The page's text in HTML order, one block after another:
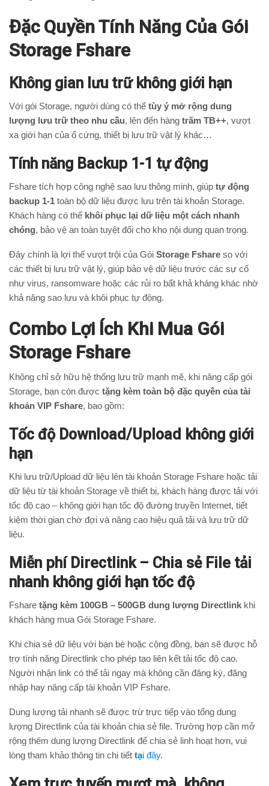
Đặc Quyền Tính Năng Của Gói
Storage Fshare
Không gian lưu trữ không giới hạn
Với gói Storage, người dùng có thể tùy ý mở rộng dung
lượng lưu trữ theo nhu cầu, lên đến hàng trăm TB++, vượt
xa giới hạn của ổ cứng, thiết bị lưu trữ vật lý khác…
Tính năng Backup 1-1 tự động
Fshare tích hợp công nghệ sao lưu thông minh, giúp tự động
backup 1-1 toàn bộ dữ liệu được lưu trên tài khoản Storage.
Khách hàng có thể khôi phục lại dữ liệu một cách nhanh
chóng, bảo vệ an toàn tuyệt đối cho kho nội dung quan trọng.
Đây chính là lợi thế vượt trội của Gói Storage Fshare so với
các thiết bị lưu trữ vật lý, giúp bảo vệ dữ liệu trước các sự cố
như virus, ransomware hoặc các rủi ro bất khả kháng khác nhờ
khả năng sao lưu và khôi phục tự động.
Combo Lợi Ích Khi Mua Gói
Storage Fshare
Không chỉ sở hữu hệ thống lưu trữ mạnh mẽ, khi nâng cấp gói
Storage, bạn còn được tặng kèm toàn bộ đặc quyền của tài
khoản VIP Fshare, bao gồm:
Tốc độ Download/Upload không giới
hạn
Khi lưu trữ/Upload dữ liệu lên tài khoản Storage Fshare hoặc tải
dữ liệu từ tài khoản Storage về thiết bị, khách hàng được tải với
tốc độ cao – không giới hạn tốc độ đường truyền Internet, tiết
kiệm thời gian chờ đợi và nâng cao hiệu quả tải và lưu trữ dữ
liệu.
Miễn phí Directlink – Chia sẻ File tải
nhanh không giới hạn tốc độ
Fshare tặng kèm 100GB – 500GB dung lượng Directlink khi
khách hàng mua Gói Storage Fshare.
Khi chia sẻ dữ liệu với bạn bè hoặc cộng đồng, bạn sẽ được hỗ
trợ tính năng Directlink cho phép tạo liên kết tải tốc độ cao.
Người nhận link có thể tải ngay mà không cần đăng ký, đăng
nhập hay nâng cấp tài khoản VIP Fshare.
Dung lượng tải nhanh sẽ được trừ trực tiếp vào tổng dung
lượng Directlink của tài khoản chia sẻ file. Trường hợp cần mở
rộng thêm dung lượng Directlink để chia sẻ linh hoạt hơn, vui
lòng tham khảo thông tin chi tiết tại đây.